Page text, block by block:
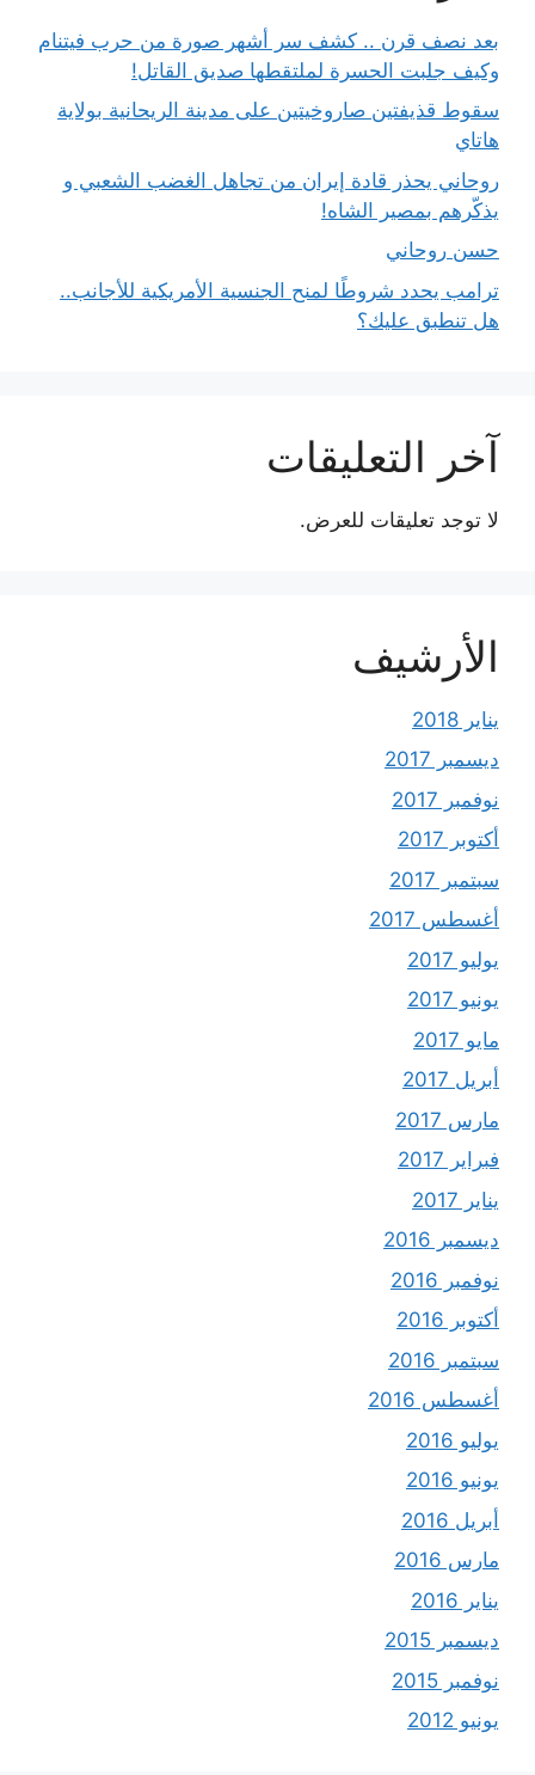
بعد نصف قرن .. كشف سر أشهر صورة من حرب فيتنام
وكيف جلبت الحسرة لملتقطها صديق القاتل!
سقوط قذيفتين صاروخيتين على مدينة الريحانية بولاية
هاتاي
روحاني يحذر قادة إيران من تجاهل الغضب الشعبي و
يذكّرهم بمصير الشاه!
حسن روحاني
ترامب يحدد شروطًا لمنح الجنسية الأمريكية للأجانب..
هل تنطبق عليك؟
آخر التعليقات
لا توجد تعليقات للعرض.
الأرشيف
يناير 2018
ديسمبر 2017
نوفمبر 2017
أكتوبر 2017
سبتمبر 2017
أغسطس 2017
يوليو 2017
يونيو 2017
مايو 2017
أبريل 2017
مارس 2017
فبراير 2017
يناير 2017
ديسمبر 2016
نوفمبر 2016
أكتوبر 2016
سبتمبر 2016
أغسطس 2016
يوليو 2016
يونيو 2016
أبريل 2016
مارس 2016
يناير 2016
ديسمبر 2015
نوفمبر 2015
يونيو 2012